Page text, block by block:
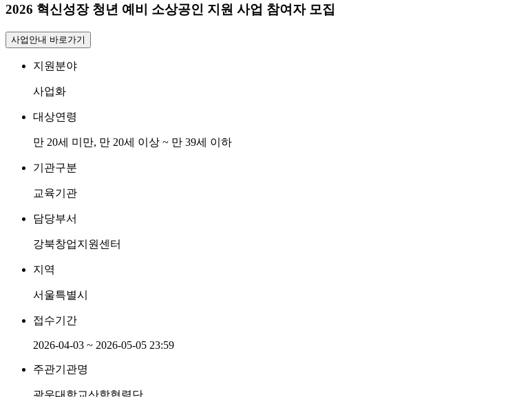
2026 혁신성장 청년 예비 소상공인 지원 사업 참여자 모집
사업안내 바로가기
지원분야
사업화
대상연령
만 20세 미만, 만 20세 이상 ~ 만 39세 이하
기관구분
교육기관
담당부서
강북창업지원센터
지역
서울특별시
접수기간
2026-04-03 ~ 2026-05-05 23:59
주관기관명
광운대학교산학협력단